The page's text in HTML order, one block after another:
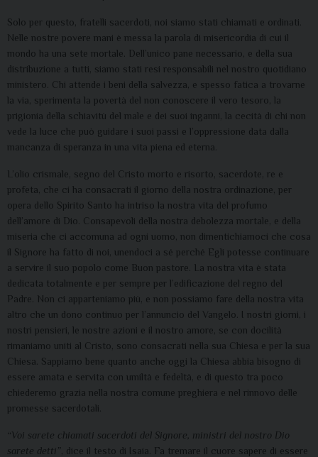
Solo per questo, fratelli sacerdoti, noi siamo stati chiamati e ordinati.
Nelle nostre povere mani è messa la parola di misericordia di cui il
mondo ha una sete mortale. Dell’unico pane necessario, e della sua
distribuzione a tutti, siamo stati resi responsabili nel nostro quotidiano
ministero. Chi attende i beni della salvezza, e spesso fatica a trovarne
la via, sperimenta la povertà del non conoscere il vero tesoro, la
prigionia della schiavitù del male e dei suoi inganni, la cecità di chi non
vede la luce che può guidare i suoi passi e l’oppressione data dalla
mancanza di speranza in una vita piena ed eterna.
L’olio crismale, segno del Cristo morto e risorto, sacerdote, re e
profeta, che ci ha consacrati il giorno della nostra ordinazione, per
opera dello Spirito Santo ha intriso la nostra vita del profumo
dell’amore di Dio. Consapevoli della nostra debolezza mortale, e della
miseria che ci accomuna ad ogni uomo, non dimentichiamoci che cosa
il Signore ha fatto di noi, unendoci a sé perché Egli potesse continuare
a servire il suo popolo come Buon pastore. La nostra vita è stata
dedicata totalmente e per sempre per l’edificazione del regno del
Padre. Non ci apparteniamo più, e non possiamo fare della nostra vita
altro che un dono continuo per l’annuncio del Vangelo. I nostri giorni, i
nostri pensieri, le nostre azioni e il nostro amore, se con docilità
rimaniamo uniti al Cristo, sono consacrati nella sua Chiesa e per la sua
Chiesa. Sappiamo bene quanto anche oggi la Chiesa abbia bisogno di
essere amata e servita con umiltà e fedeltà, e di questo tra poco
chiederemo grazia nella nostra comune preghiera e nel rinnovo delle
promesse sacerdotali.
“Voi sarete chiamati sacerdoti del Signore, ministri del nostro Dio
sarete detti”
, dice il testo di Isaia. Fa tremare il cuore sapere di essere